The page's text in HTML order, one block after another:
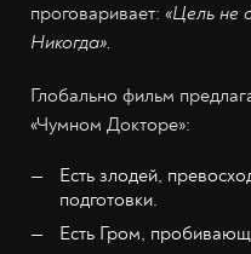
проговаривает: «Цель не
Никогда».
Глобально фильм
«Чумном Докторе»:
Есть злодей,
подготовки.
Есть Гром,